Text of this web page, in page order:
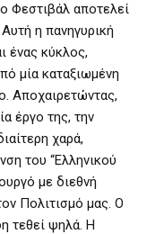
Φεστιβάλ αποτελεί
η πανηγυρική
ένας κύκλος,
μία καταξιωμένη
Αποχαιρετώντας,
έργο της, την
χαρά,
του “Ελληνικού
με διεθνή
Πολιτισμό μας. Ο
τεθεί ψηλά. Η